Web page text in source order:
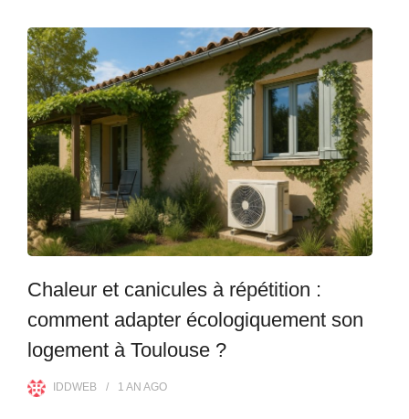
Chaleur et canicules à répétition :
comment adapter écologiquement son
logement à Toulouse ?
IDDWEB 1 AN AGO